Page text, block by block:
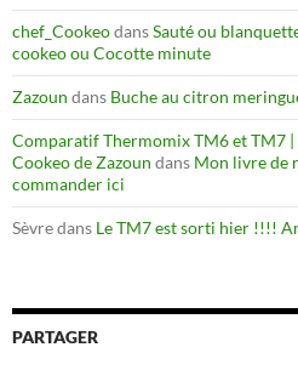
chef_CookeodansSauté ou
cookeo ou Cocotte minute
Zazoun dans Buche au citron
Comparatif Thermomix TM6 et TM7 |
Cookeo de Zazoun dans Mon livre de
commander ici
Sèvredans Le TM7 est sorti hier !!!!
PARTAGER